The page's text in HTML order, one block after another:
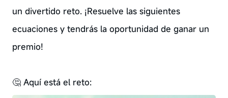
un divertido reto. ¡Resuelve las siguientes
ecuaciones y tendrás la oportunidad de ganar un
premio!
🤔 Aquí está el reto: